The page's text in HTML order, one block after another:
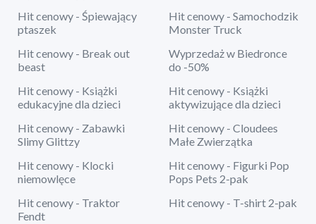
Hit cenowy - Śpiewający
ptaszek
Hit cenowy - Samochodzik
Monster Truck
Hit cenowy - Break out
beast
Wyprzedaż w Biedronce
do -50%
Hit cenowy - Książki
edukacyjne dla dzieci
Hit cenowy - Książki
aktywizujące dla dzieci
Hit cenowy - Zabawki
Slimy Glittzy
Hit cenowy - Cloudees
Małe Zwierzątka
Hit cenowy - Klocki
niemowlęce
Hit cenowy - Figurki Pop
Pops Pets 2-pak
Hit cenowy - Traktor
Fendt
Hit cenowy - T-shirt 2-pak